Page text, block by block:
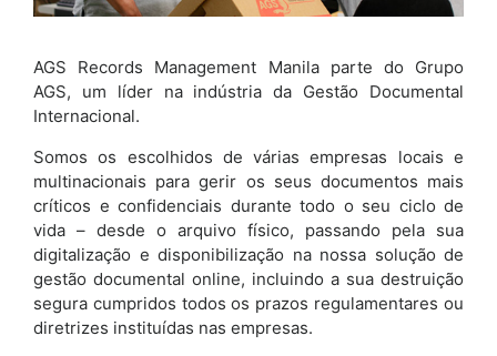
AGS Records Management Manila parte do Grupo
AGS, um líder na indústria da Gestão Documental
Internacional.
Somos os escolhidos de várias empresas locais e
multinacionais para gerir os seus documentos mais
críticos e confidenciais durante todo o seu ciclo de
vida – desde o arquivo físico, passando pela sua
digitalização e disponibilização na nossa solução de
gestão documental online, incluindo a sua destruição
segura cumpridos todos os prazos regulamentares ou
diretrizes instituídas nas empresas.